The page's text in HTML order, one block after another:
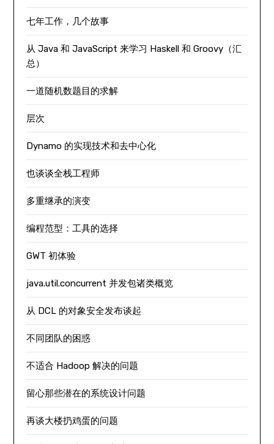
七年工作，几个故事
从 Java 和 JavaScript 来学习 Haskell 和 Groovy（汇
总）
一道随机数题目的求解
层次
Dynamo 的实现技术和去中心化
也谈谈全栈工程师
多重继承的演变
编程范型：工具的选择
GWT 初体验
java.util.concurrent 并发包诸类概览
从 DCL 的对象安全发布谈起
不同团队的困惑
不适合 Hadoop 解决的问题
留心那些潜在的系统设计问题
再谈大楼扔鸡蛋的问题